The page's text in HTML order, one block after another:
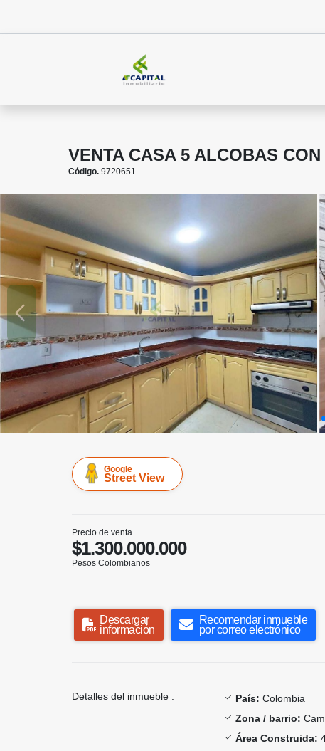
VENTA CASA 5 ALCOBAS
Código. 9720651
Google
Street View
Precio de venta
$1.300.000.000
Pesos Colombianos
Descargar
información
Recomendar inmueble
por correo electrónico
Detalles del inmueble : País: Colombia
Zona / barrio:
Área Construida: